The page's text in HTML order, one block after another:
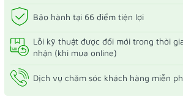
Bảo hành tại 66 điểm tiện lợi
Lỗi kỹ thuật được đổi mới trong thời
nhận (khi mua online)
Dịch vụ chăm sóc khách hàng miễn